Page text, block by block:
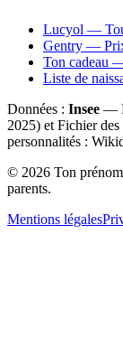
Lucyol —
Gentry —
Ton cadeau
Liste de
Données : Insee —
2025) et Fichier des
personnalités :
© 2026 Ton
parents.
Mentions légales